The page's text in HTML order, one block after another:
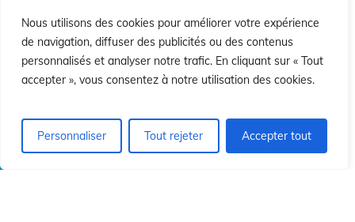
Nous utilisons des cookies pour améliorer votre expérience
de navigation, diffuser des publicités ou des contenus
personnalisés et analyser notre trafic. En cliquant sur « Tout
accepter », vous consentez à notre utilisation des cookies.
Personnaliser Tout rejeter Accepter tout